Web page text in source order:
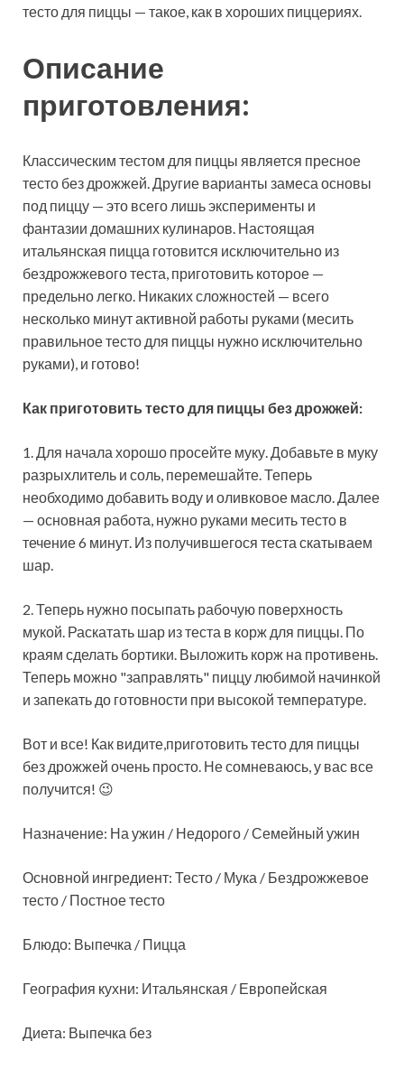
тесто для пиццы — такое, как в хороших пиццериях.
Описание
приготовления:
Классическим тестом для пиццы является пресное
тесто без дрожжей. Другие варианты замеса основы
под пиццу — это всего лишь эксперименты и
фантазии домашних кулинаров. Настоящая
итальянская пицца готовится исключительно из
бездрожжевого теста, приготовить которое —
предельно легко. Никаких сложностей — всего
несколько минут активной работы руками (месить
правильное тесто для пиццы нужно исключительно
руками), и готово!
Как приготовить тесто для пиццы без дрожжей:
1. Для начала хорошо просейте муку. Добавьте в муку
разрыхлитель и соль, перемешайте. Теперь
необходимо добавить воду и оливковое масло. Далее
— основная работа, нужно руками месить тесто в
течение 6 минут. Из получившегося теста скатываем
шар.
2. Теперь нужно посыпать рабочую поверхность
мукой. Раскатать шар из теста в корж для пиццы. По
краям сделать бортики. Выложить корж на противень.
Теперь можно "заправлять" пиццу любимой начинкой
и запекать до готовности при высокой температуре.
Вот и все! Как видите,приготовить тесто для пиццы
без дрожжей очень просто. Не сомневаюсь, у вас все
получится! 😉
Назначение: На ужин / Недорого / Семейный ужин
Основной ингредиент: Тесто / Мука / Бездрожжевое
тесто / Постное тесто
Блюдо: Выпечка / Пицца
География кухни: Итальянская / Европейская
Диета: Выпечка без